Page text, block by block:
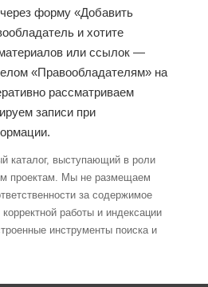
форму «Добавить
и хотите
или ссылок —
«Правообладателям» на
рассматриваем
записи при
каталог, выступающий в роли
проектам. Мы не размещаем
за содержимое
работы и индексации
инструменты поиска и